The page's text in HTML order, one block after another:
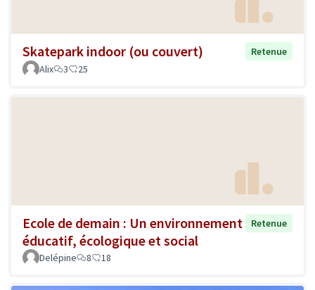
Skatepark indoor (ou couvert)
Retenue
Alix
3 25
Ecole de demain : Un environnement
éducatif, écologique et social
Retenue
Delépine 8 18